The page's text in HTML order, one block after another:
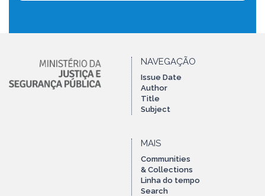
NAVEGAÇÃO
Issue Date
Author
Title
Subject
MAIS
Communities
& Collections
Linha do tempo
Search